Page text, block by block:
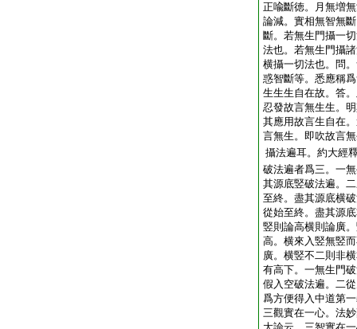
正喩斷徳。月無増
論減。實相無智無
斷。若無生門攝一
法也。若無生門攝
横攝一切法也。問
惑智斷等。悉應稱
生生生自在故。答
忍發故言無生生。
其應用故言生自在
言無生。即吹故言
攝法遍耳。約大經
破法遍者爲三。一
其源底竪破法遍。
至終。盡其源底横
從始至終。盡其源
竪則論高横則論廣
高。横來入竪無竪
廣。横竪不二則非
有高下。一無生門
假入空破法遍。二
爲方便得入中道第
三觀實在一心。法